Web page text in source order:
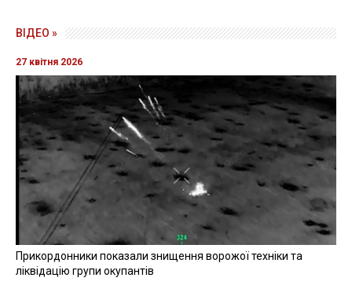
ВІДЕО »
27 квітня 2026
Прикордонники показали знищення ворожої техніки та
ліквідацію групи окупантів